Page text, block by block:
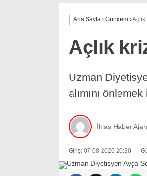
Ana Sayfa › Gündem ›Açlık
Açlık
Uzman
alımını önlemek
İhlas Haber
Giriş: 07-08-2026 20:30